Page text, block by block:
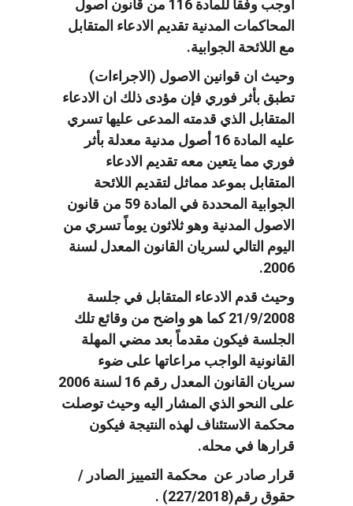
اوجب وفقاً للمادة 116 من قانون اصول
المحاكمات المدنية تقديم الادعاء المتقابل
مع اللائحة الجوابية.
وحيث ان قوانين الاصول (الاجراءات)
تطبق بأثر فوري فإن مؤدى ذلك ان الادعاء
المتقابل الذي قدمته المدعى عليها تسري
عليه المادة 16 أصول مدنية معدلة بأثر
فوري مما يتعين معه تقديم الادعاء
المتقابل بموعد مماثل لتقديم اللائحة
الجوابية المحددة في المادة 59 من قانون
الاصول المدنية وهو ثلاثون يوماً تسري من
اليوم التالي لسريان القانون المعدل لسنة
2006.
وحيث قدم الادعاء المتقابل في جلسة
21/9/2008 كما هو واضح من وقائع تلك
الجلسة فيكون مقدماً بعد مضي المهلة
القانونية الواجب مراعاتها على ضوء
سريان القانون المعدل رقم 16 لسنة 2006
على النحو الذي المشار اليه وحيث توصلت
محكمة الاستئناف لهذه النتيجة فيكون
قرارها في محله.
قرار صادر عن محكمة التمييز الصادر /
حقوق رقم(227/2018) .